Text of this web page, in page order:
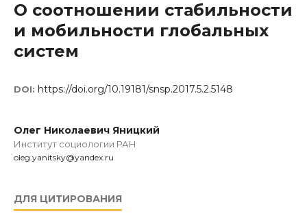
О соотношении стабильности
и мобильности глобальных
систем
DOI: https://doi.org/10.19181/snsp.2017.5.2.5148
Олег Николаевич Яницкий
Институт социологии РАН
oleg.yanitsky@yandex.ru
ДЛЯ ЦИТИРОВАНИЯ